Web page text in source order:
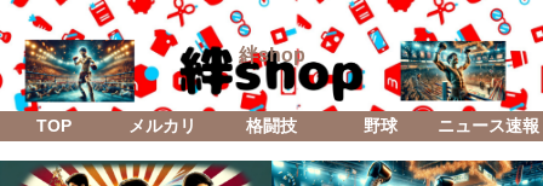
絆shop
TOP メルカリ 格闘技 野球 ニュース速報